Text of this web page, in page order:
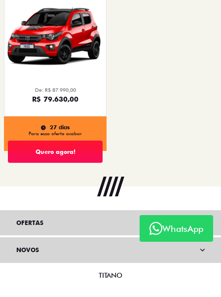
De: R$ 87.990,00
R$ 79.630,00
27 dias
Para essa oferta acabar
Quero agora!
WhatsApp
OFERTAS
NOVOS
TITANO